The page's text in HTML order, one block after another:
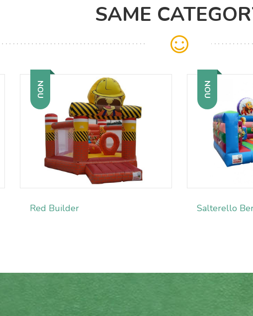
SAME
NOU
Red Builder
NOU
Salterello